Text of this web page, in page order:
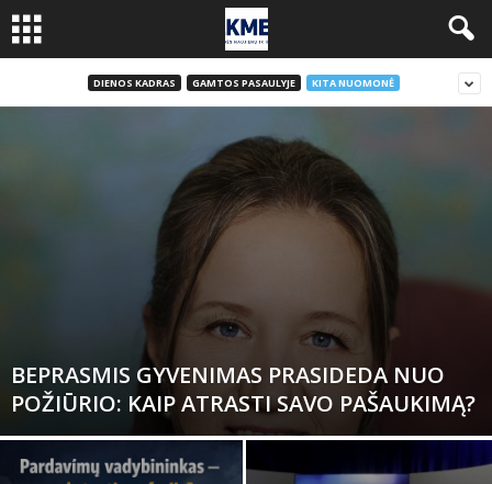
DIENOS KADRAS GAMTOS PASAULYJE KITA NUOMONĖ
BEPRASMIS GYVENIMAS PRASIDEDA NUO
POŽIŪRIO: KAIP ATRASTI SAVO PAŠAUKIMĄ?